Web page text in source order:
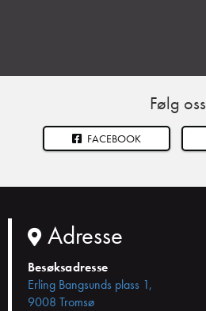
Følg oss
FACEBOOK
Adresse
Besøksadresse
Erling Bangsunds plass 1,
9008 Tromsø